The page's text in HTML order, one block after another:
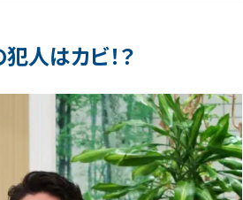
人はカビ！？